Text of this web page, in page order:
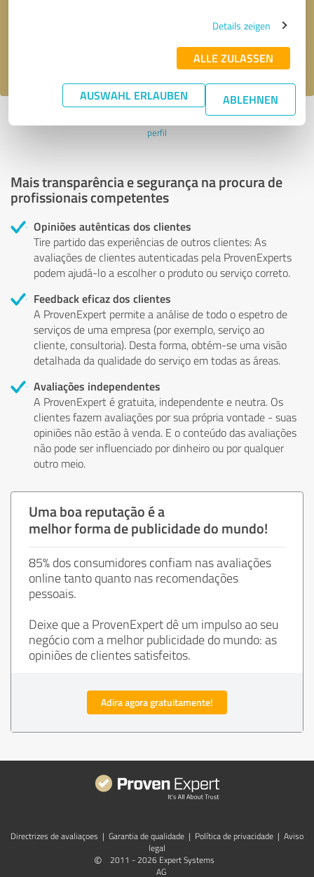
Details zeigen
ALLE ZULASSEN
AUSWAHL ERLAUBEN ABLEHNEN
Última atualização: 11.06.2024|Denunciar
perfil
Mais transparência e segurança na procura de
profissionais competentes
Opiniões autênticas dos clientes
Tire partido das experiências de outros clientes: As
avaliações de clientes autenticadas pela ProvenExperts
podem ajudá-lo a escolher o produto ou serviço correto.
Feedback eficaz dos clientes
A ProvenExpert permite a análise de todo o espetro de
serviços de uma empresa (por exemplo, serviço ao
cliente, consultoria). Desta forma, obtém-se uma visão
detalhada da qualidade do serviço em todas as áreas.
Avaliações independentes
A ProvenExpert é gratuita, independente e neutra. Os
clientes fazem avaliações por sua própria vontade - suas
opiniões não estão à venda. E o conteúdo das avaliações
não pode ser influenciado por dinheiro ou por qualquer
outro meio.
Uma boa reputação é a
melhor forma de publicidade do mundo!
85% dos consumidores confiam nas avaliações
online tanto quanto nas recomendações
pessoais.
Deixe que a ProvenExpert dê um impulso ao seu
negócio com a melhor publicidade do mundo: as
opiniões de clientes satisfeitos.
Adira agora gratuitamente!
Directrizes de avaliaçoes | Garantia de qualidade | Política de privacidade | Aviso
legal
©
2011 - 2026 Expert Systems
AG